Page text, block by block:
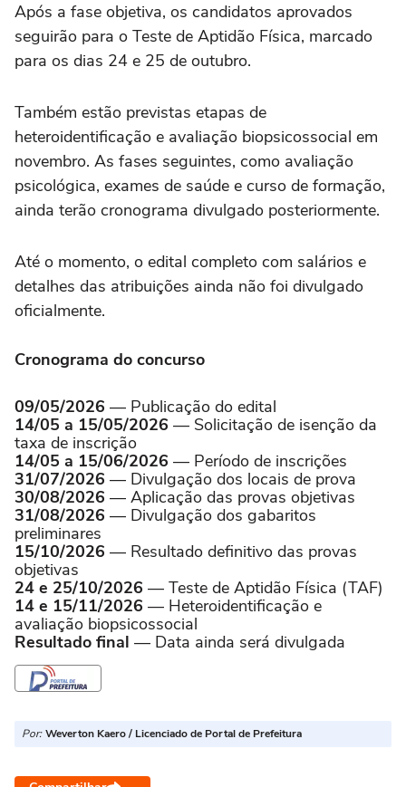
Após a fase objetiva, os candidatos aprovados
seguirão para o Teste de Aptidão Física, marcado
para os dias 24 e 25 de outubro.
Também estão previstas etapas de
heteroidentificação e avaliação biopsicossocial em
novembro. As fases seguintes, como avaliação
psicológica, exames de saúde e curso de formação,
ainda terão cronograma divulgado posteriormente.
Até o momento, o edital completo com salários e
detalhes das atribuições ainda não foi divulgado
oficialmente.
Cronograma do concurso
09/05/2026 — Publicação do edital
14/05 a 15/05/2026 — Solicitação de isenção da
taxa de inscrição
14/05 a 15/06/2026 — Período de inscrições
31/07/2026 — Divulgação dos locais de prova
30/08/2026 — Aplicação das provas objetivas
31/08/2026 — Divulgação dos gabaritos
preliminares
15/10/2026 — Resultado definitivo das provas
objetivas
24 e 25/10/2026 — Teste de Aptidão Física (TAF)
14 e 15/11/2026 — Heteroidentificação e
avaliação biopsicossocial
Resultado final — Data ainda será divulgada
Por: Weverton Kaero / Licenciado de Portal de Prefeitura